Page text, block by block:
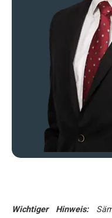
Wichtiger Hinweis: